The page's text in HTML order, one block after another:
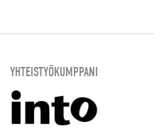
YHTEISTYÖKUMPPANI